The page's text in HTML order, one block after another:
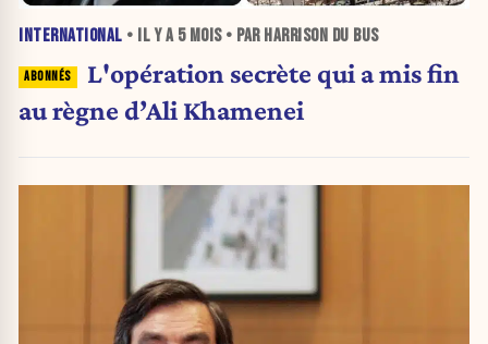
INTERNATIONAL • IL Y A 5 MOIS• PAR HARRISON DU BUS
L'opération secrète qui a mis fin
au règne d’Ali Khamenei